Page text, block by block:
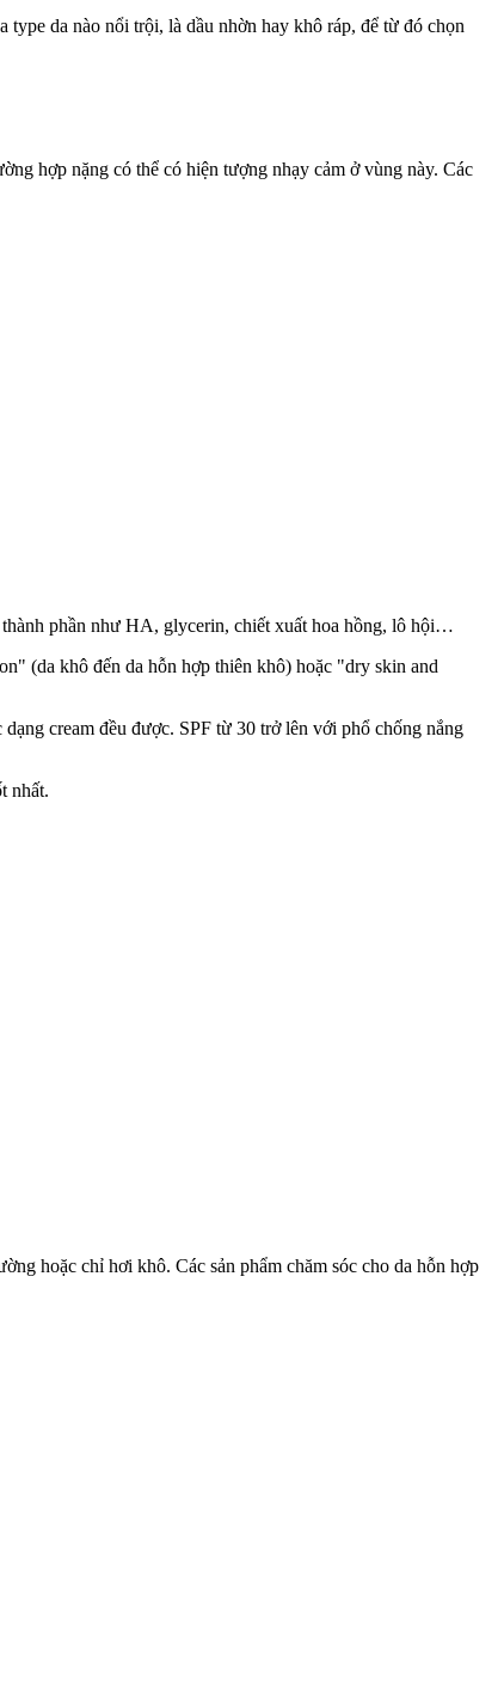
da nào nổi trội, là dầu nhờn hay khô ráp, để từ đó chọn
hợp nặng có thể có hiện tượng nhạ‌y cả‌m ở vùng này. Các
thành phần như HA, glycerin, chiết xuất hoa hồng, lô hội…
(da khô đến da hỗn hợp thiên khô) hoặc "dry skin and
cream đều được. SPF từ 30 trở lên với phổ chống nắng
nhất.
hoặc chỉ hơi khô. Các sản phẩm chăm sóc cho da hỗn hợp